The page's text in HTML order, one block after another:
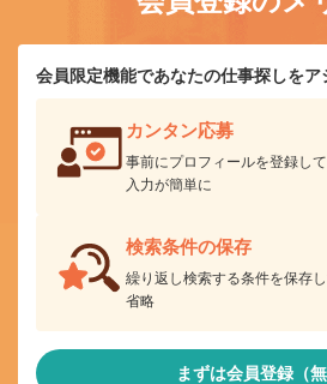
会員限定機能であなたの仕事探しをア
カンタン応募
事前にプロフィールを登録し
入力が簡単に
検索条件の保存
繰り返し検索する条件を保存
省略
まずは会員登録（無